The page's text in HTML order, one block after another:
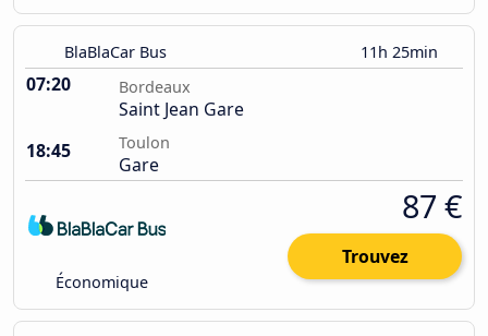
BlaBlaCar Bus 11h 25min
07:20 Bordeaux
Saint Jean Gare
18:45
Toulon
Gare
Économique
87 €
Trouvez